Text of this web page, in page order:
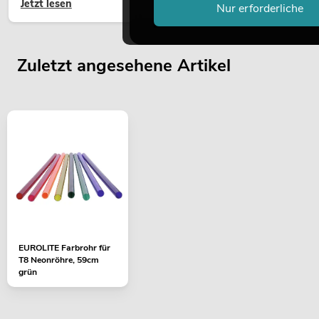
hochwertige Begrünung gehört heute längst zum modernen
Raumkonzept.
Jetzt lesen
Zuletzt angesehene Artikel
EUROLITE Farbrohr für
T8 Neonröhre, 59cm
grün
Nur erforderliche